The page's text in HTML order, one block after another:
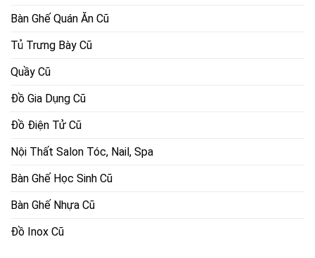
Bàn Ghế Quán Ăn Cũ
Tủ Trưng Bày Cũ
Quầy Cũ
Đồ Gia Dụng Cũ
Đồ Điện Tử Cũ
Nội Thất Salon Tóc, Nail, Spa
Bàn Ghế Học Sinh Cũ
Bàn Ghế Nhựa Cũ
Đồ Inox Cũ